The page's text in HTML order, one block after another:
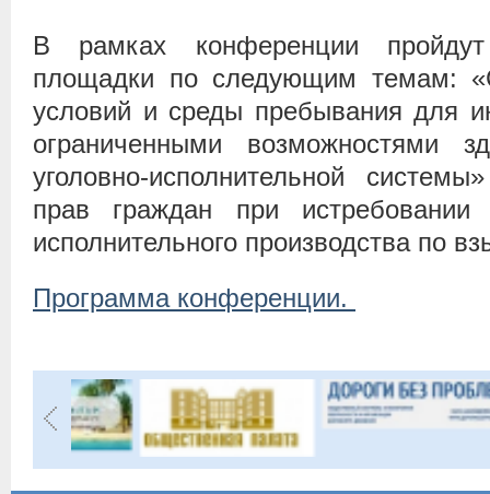
В рамках конференции
площадки по следующим темам:
условий и среды пребывания для
ограниченными возможностями
уголовно-исполнительной
прав граждан при
исполнительного производства по
Программа конференции.